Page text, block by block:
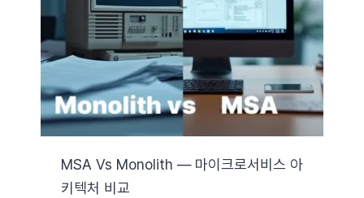
MSA Vs Monolith — 마이크로서비스 아
키텍처 비교